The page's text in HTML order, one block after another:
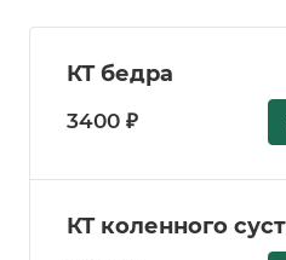
КТ бедра
3400 ₽
КТ коленного